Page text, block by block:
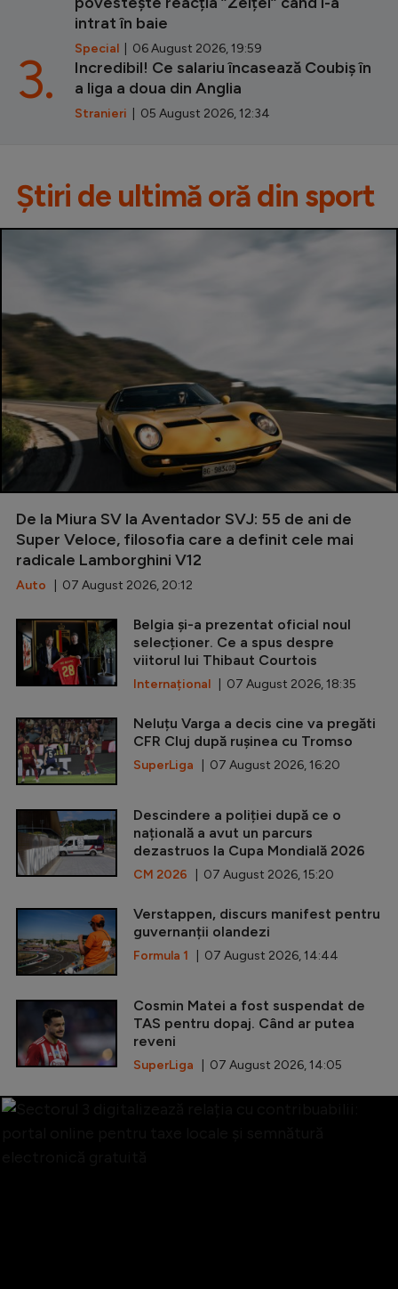
intrat în baie
Special | 06 August 2026, 19:59
Incredibil! Ce salariu încasează Coubiș în
a liga a doua din Anglia
Stranieri | 05 August 2026, 12:34
3.
Știri de ultimă oră din sport
De la Miura SV la Aventador SVJ: 55 de ani de
Super Veloce, filosofia care a definit cele mai
radicale Lamborghini V12
Auto | 07 August 2026, 20:12
Belgia și-a prezentat oficial noul
selecționer. Ce a spus despre
viitorul lui Thibaut Courtois
Internațional | 07 August 2026, 18:35
Neluțu Varga a decis cine va pregăti
CFR Cluj după rușinea cu Tromso
SuperLiga | 07 August 2026, 16:20
Descindere a poliției după ce o
națională a avut un parcurs
dezastruos la Cupa Mondială 2026
CM 2026 | 07 August 2026, 15:20
Verstappen, discurs manifest pentru
guvernanții olandezi
Formula 1 | 07 August 2026, 14:44
Cosmin Matei a fost suspendat de
TAS pentru dopaj. Când ar putea
reveni
SuperLiga | 07 August 2026, 14:05